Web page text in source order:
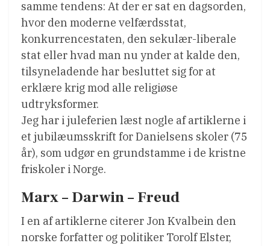
samme tendens: At der er sat en dagsorden,
hvor den moderne velfærdsstat,
konkurrencestaten, den sekulær-liberale
stat eller hvad man nu ynder at kalde den,
tilsyneladende har besluttet sig for at
erklære krig mod alle religiøse
udtryksformer.
Jeg har i juleferien læst nogle af artiklerne i
et jubilæumsskrift for Danielsens skoler (75
år), som udgør en grundstamme i de kristne
friskoler i Norge.
Marx – Darwin – Freud
I en af artiklerne citerer Jon Kvalbein den
norske forfatter og politiker Torolf Elster,